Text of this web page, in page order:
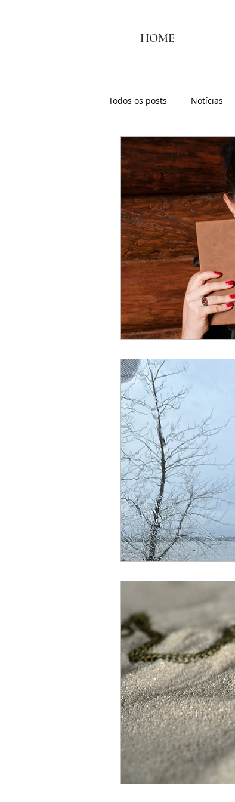
HOME
Todos os posts Notícias